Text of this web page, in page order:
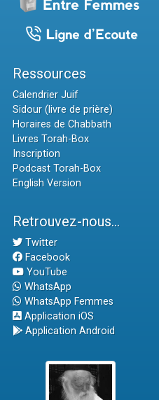
Ressources
Calendrier Juif
Sidour (livre de prière)
Horaires de Chabbath
Livres Torah-Box
Inscription
Podcast Torah-Box
English Version
Retrouvez-nous...
Twitter
Facebook
YouTube
WhatsApp
WhatsApp Femmes
Application iOS
Application Android